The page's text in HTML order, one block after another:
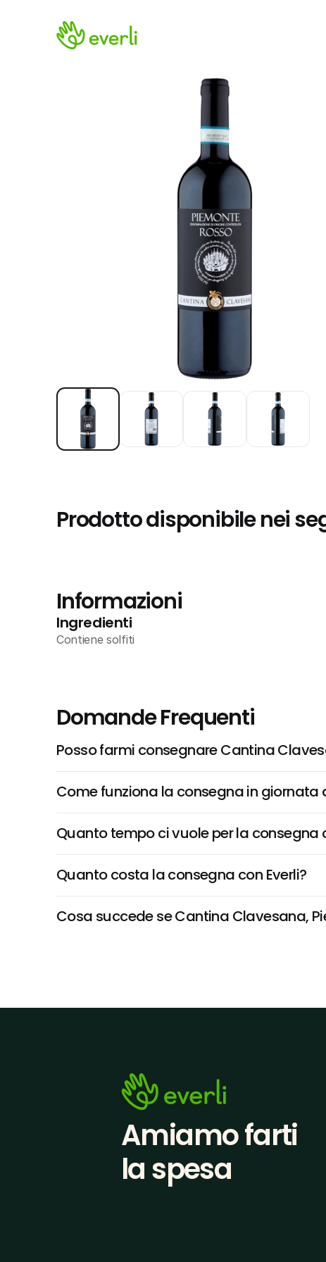
Prodotto disponibile nei
Informazioni
Ingredienti
Contiene solfiti
Domande Frequenti
Posso farmi consegnare Cantina
Come funziona la consegna in giornata
Quanto tempo ci vuole per la consegna
Quanto costa la consegna con Everli?
Cosa succede se Cantina Clavesana,
Amiamo farti
la spesa